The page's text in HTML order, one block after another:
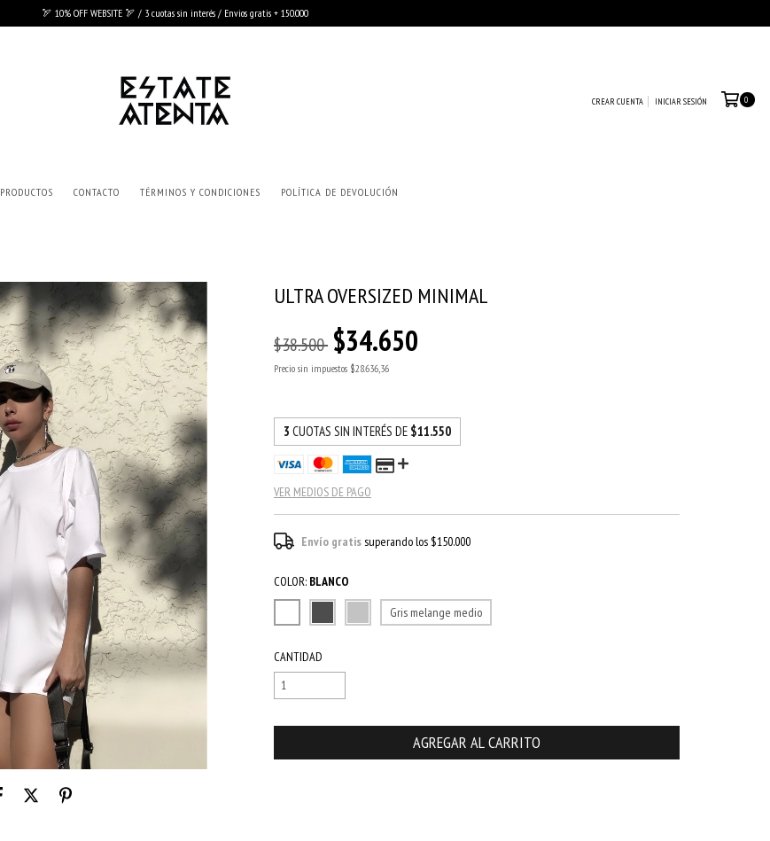
🏹 10% OFF WEBSITE 🏹 / 3 cuotas sin interés / Envios gratis + 150.000
CREAR CUENTA INICIAR SESIÓN 0
PRODUCTOS CONTACTO TÉRMINOS Y CONDICIONES POLÍTICA DE DEVOLUCIÓN
ULTRA OVERSIZED MINIMAL
$38.500 $34.650
Precio sin impuestos $28.636,36
3 CUOTAS SIN INTERÉS DE $11.550
VER MEDIOS DE PAGO
Envío gratis superando los $150.000
COLOR: BLANCO
Gris melange medio
CANTIDAD